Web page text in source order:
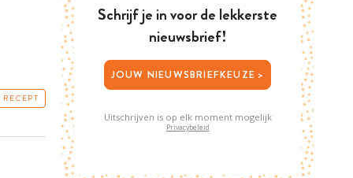
Schrijf je in voor de lekkerste
nieuwsbrief!
JOUW NIEUWSBRIEFKEUZE >
Uitschrijven is op elk moment mogelijk
Privacybeleid